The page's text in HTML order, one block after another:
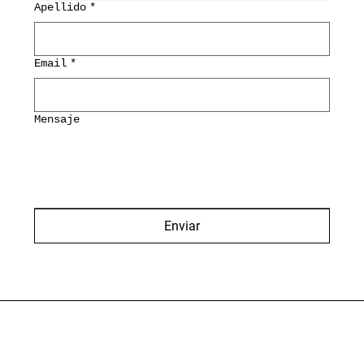
Apellido *
Email *
Mensaje
Enviar